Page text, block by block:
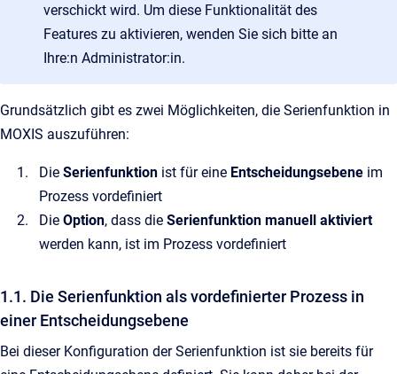
verschickt wird. Um diese Funktionalität des
Features zu aktivieren, wenden Sie sich bitte an
Ihre:n Administrator:in.
Grundsätzlich gibt es zwei Möglichkeiten, die Serienfunktion in
MOXIS auszuführen:
Die Serienfunktion ist für eine Entscheidungsebene im
Prozess vordefiniert
Die Option, dass die Serienfunktion manuell aktiviert
werden kann, ist im Prozess vordefiniert
1.1. Die Serienfunktion als vordefinierter Prozess in
einer Entscheidungsebene
Bei dieser Konfiguration der Serienfunktion ist sie bereits für